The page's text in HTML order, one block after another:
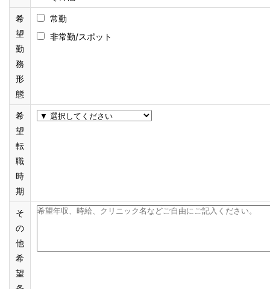
希
望
勤
務
形
態
常勤
非常勤/スポット
希
望
転
職
時
期
そ
の
他
希
望